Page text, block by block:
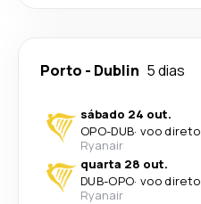
Porto - Dublin 5 dias
sábado 24 out.
OPO-DUB· voo direto
Ryanair
quarta 28 out.
DUB-OPO· voo direto
Ryanair